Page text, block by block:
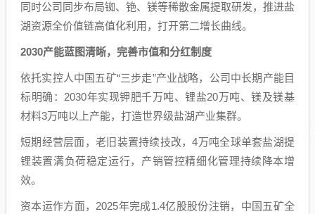
同时公司同步布局铷、铯、镁等稀散金属提取研发，推进盐
湖资源全价值链高值化利用，打开第二增长曲线。
2030产能蓝图清晰，完善市值和分红制度
依托实控人中国五矿“三步走”产业战略，公司中长期产能目
标明确：2030年实现钾肥千万吨、锂盐20万吨、镁及镁基
材料3万吨以上产能，打造世界级盐湖产业集群。
短期经营层面，老旧装置持续技改，4万吨全球单套盐湖提
锂装置满负荷稳定运行，产销管控精细化管理持续降本增
效。
资本运作方面，2025年完成1.4亿股股份注销，中国五矿全